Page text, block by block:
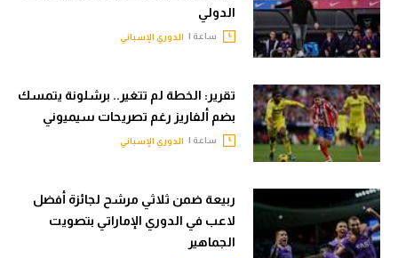
الدولي
ساعة | الدوري الإسباني
تقرير: الخطة لم تتغير.. برشلونة يتمسك
بضم ألفاريز رغم تصريحات سيميوني
ساعة | الدوري الإسباني
ربيعة ضمن ثلاثي مرشح لجائزة أفضل
لاعب في الدوري الإماراتي بتصويت
الجماهير